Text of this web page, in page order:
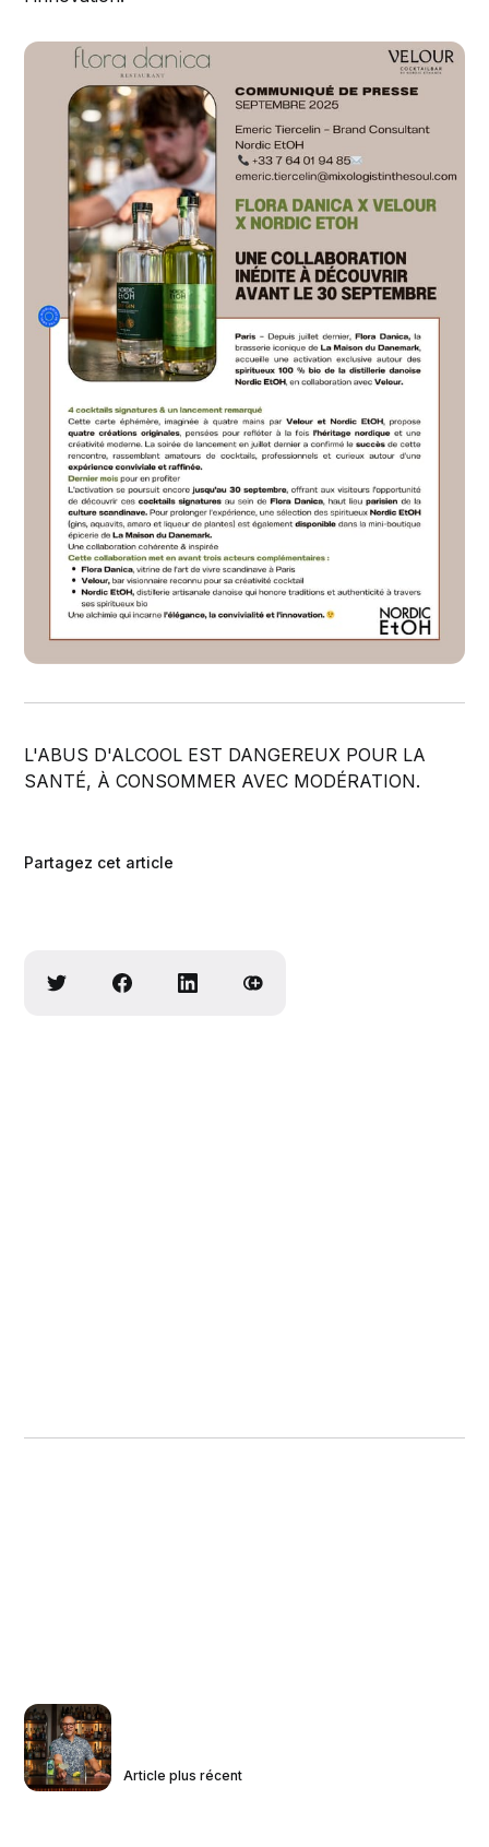
L'ABUS D'ALCOOL EST DANGEREUX POUR LA
SANTÉ, À CONSOMMER AVEC MODÉRATION.
Partagez cet article
Article plus récent